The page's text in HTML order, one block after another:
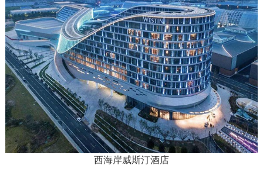
西海岸威斯汀酒店